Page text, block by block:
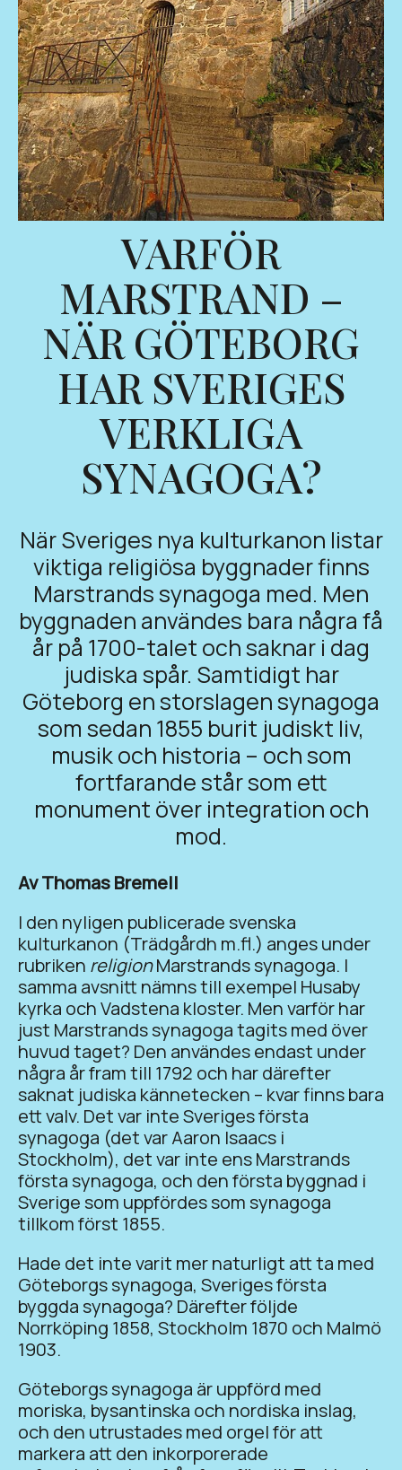
VARFÖR
MARSTRAND –
NÄR GÖTEBORG
HAR SVERIGES
VERKLIGA
SYNAGOGA?
När Sveriges nya kulturkanon listar
viktiga religiösa byggnader finns
Marstrands synagoga med. Men
byggnaden användes bara några få
år på 1700-talet och saknar i dag
judiska spår. Samtidigt har
Göteborg en storslagen synagoga
som sedan 1855 burit judiskt liv,
musik och historia – och som
fortfarande står som ett
monument över integration och
mod.
Av Thomas Bremell
I den nyligen publicerade svenska
kulturkanon (Trädgårdh m.fl.) anges under
rubriken religionMarstrands synagoga. I
samma avsnitt nämns till exempel Husaby
kyrka och Vadstena kloster. Men varför har
just Marstrands synagoga tagits med över
huvud taget? Den användes endast under
några år fram till 1792 och har därefter
saknat judiska kännetecken – kvar finns bara
ett valv. Det var inte Sveriges första
synagoga (det var Aaron Isaacs i
Stockholm), det var inte ens Marstrands
första synagoga, och den första byggnad i
Sverige som uppfördes som synagoga
tillkom först 1855.
Hade det inte varit mer naturligt att ta med
Göteborgs synagoga, Sveriges första
byggda synagoga? Därefter följde
Norrköping 1858, Stockholm 1870 och Malmö
1903.
Göteborgs synagoga är uppförd med
moriska, bysantinska och nordiska inslag,
och den utrustades med orgel för att
markera att den inkorporerade